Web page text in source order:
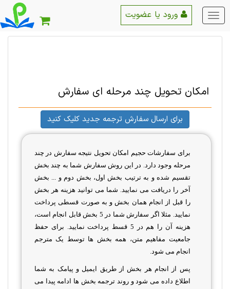
منو
اصلی
امکان تحویل چند مرحله ای سفارش
برای ارسال سفارش ترجمه جدید کلیک کنید
برای سفارشات حجیم امکان تحویل نتیجه سفارش در چند
مرحله وجود دارد. در این روش سفارش شما به چند بخش
تقسیم شده و به ترتیب بخش اول، بخش دوم و ... بخش
آخر را دریافت می نمایید. شما می توانید هزینه هر بخش
را قبل از انجام همان بخش و به صورت قسطی پرداخت
نمایید. مثلا اگر سفارش شما در 5 بخش قابل انجام است،
هزینه آن را هم در 5 قسط پرداخت نمایید. برای حفظ
جامعیت مفاهیم متن، همه بخش ها توسط یک مترجم
انجام می شود.
پس از انجام هر بخش از طریق ایمیل و پیامک به شما
اطلاع داده می شود و روند ترجمه بخش ها ادامه پیدا می